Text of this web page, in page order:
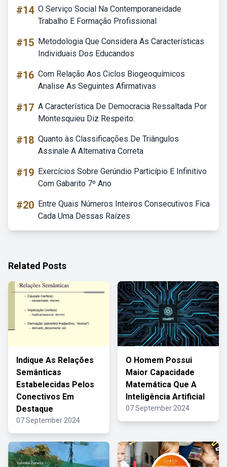
#14 O Serviço Social Na Contemporaneidade
Trabalho E Formação Profissional
#15 Metodologia Que Considera As Características
Individuais Dos Educandos
#16 Com Relação Aos Ciclos Biogeoquímicos
Analise As Seguintes Afirmativas
#17 A Característica De Democracia Ressaltada Por
Montesquieu Diz Respeito:
#18 Quanto às Classificações De Triângulos
Assinale A Alternativa Correta
#19 Exercícios Sobre Gerúndio Particípio E Infinitivo
Com Gabarito 7º Ano
#20 Entre Quais Números Inteiros Consecutivos Fica
Cada Uma Dessas Raízes
Related Posts
Indique As Relações
Semânticas
Estabelecidas Pelos
Conectivos Em
Destaque
07 September 2024
O Homem Possui
Maior Capacidade
Matemática Que A
Inteligência Artificial
07 September 2024